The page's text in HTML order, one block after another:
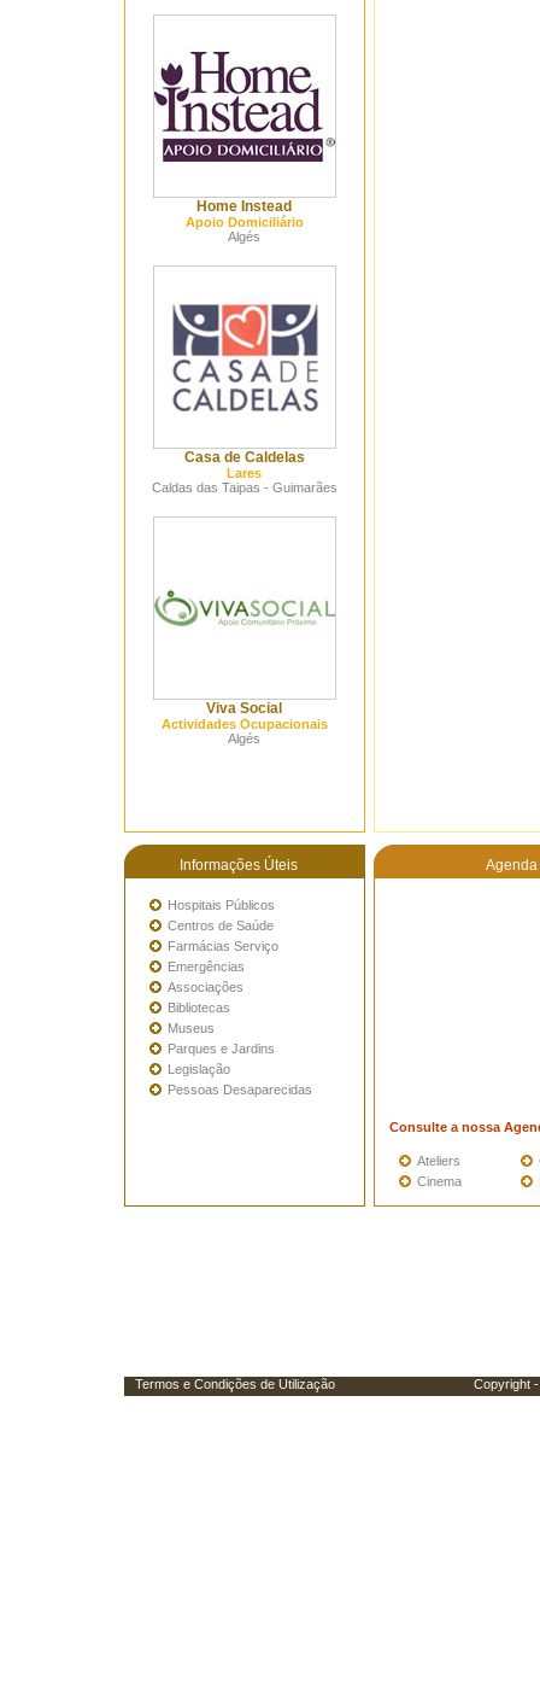
Home Instead
Apoio Domiciliário
Algés
Casa de Caldelas
Lares
Caldas das Taipas - Guimarães
Viva Social
Actividades Ocupacionais
Algés
Informações Úteis Agenda
Hospitais Públicos
Centros de Saúde
Farmácias Serviço
Emergências
Associações
Bibliotecas
Museus
Parques e Jardins
Legislação
Pessoas Desaparecidas
Consulte a nossa
Ateliers
Cinema
Termos e Condições de Utilização Copyright -